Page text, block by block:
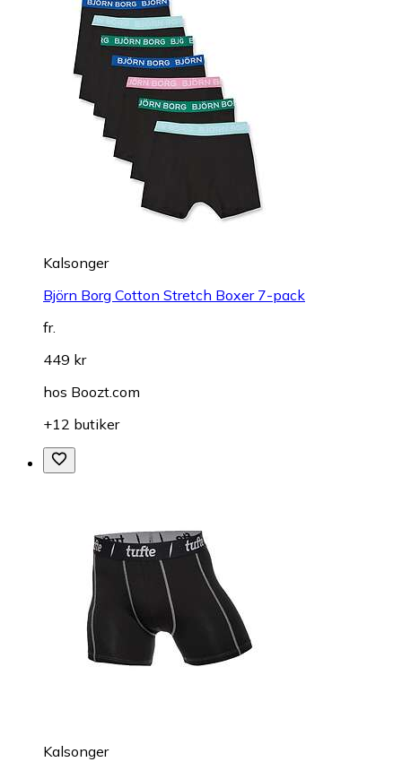
Kalsonger
Björn Borg Cotton Stretch Boxer 7-pack
fr.
449 kr
hos Boozt.com
+12 butiker
Kalsonger